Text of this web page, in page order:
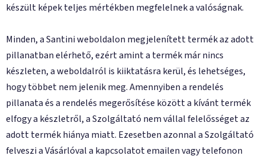
készült képek teljes mértékben megfelelnek a valóságnak.
Minden, a Santini weboldalon megjelenített termék az adott
pillanatban elérhető, ezért amint a termék már nincs
készleten, a weboldalról is kiiktatásra kerül, és lehetséges,
hogy többet nem jelenik meg. Amennyiben a rendelés
pillanata és a rendelés megerősítése között a kívánt termék
elfogy a készletről, a Szolgáltató nem vállal felelősséget az
adott termék hiánya miatt. Ezesetben azonnal a Szolgáltató
felveszi a Vásárlóval a kapcsolatot emailen vagy telefonon